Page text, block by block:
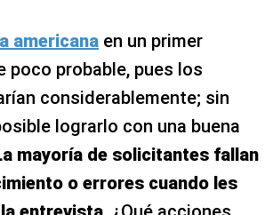
americana en un primer
poco probable, pues los
considerablemente; sin
lograrlo con una buena
mayoría de solicitantes fallan
o errores cuando les